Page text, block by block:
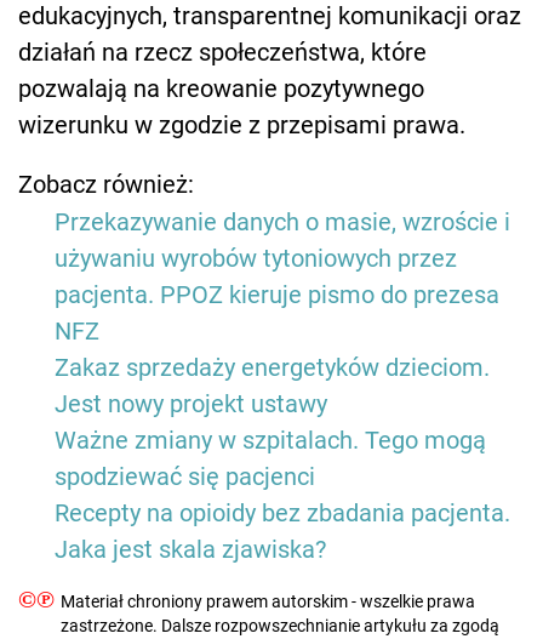
edukacyjnych, transparentnej komunikacji oraz
działań na rzecz społeczeństwa, które
pozwalają na kreowanie pozytywnego
wizerunku w zgodzie z przepisami prawa.
Zobacz również:
Przekazywanie danych o masie, wzroście i
używaniu wyrobów tytoniowych przez
pacjenta. PPOZ kieruje pismo do prezesa
NFZ
Zakaz sprzedaży energetyków dzieciom.
Jest nowy projekt ustawy
Ważne zmiany w szpitalach. Tego mogą
spodziewać się pacjenci
Recepty na opioidy bez zbadania pacjenta.
Jaka jest skala zjawiska?
©℗ Materiał chroniony prawem autorskim - wszelkie prawa
zastrzeżone. Dalsze rozpowszechnianie artykułu za zgodą